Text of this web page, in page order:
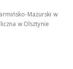
Mazurski w
w Olsztynie